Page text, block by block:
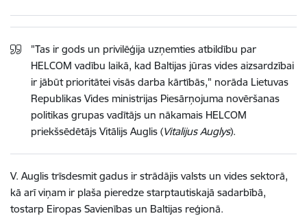
"Tas ir gods un privilēģija uzņemties atbildību par
HELCOM vadību laikā, kad Baltijas jūras vides aizsardzībai
ir jābūt prioritātei visās darba kārtībās," norāda Lietuvas
Republikas Vides ministrijas Piesārņojuma novēršanas
politikas grupas vadītājs un nākamais HELCOM
priekšsēdētājs Vitālijs Auglis (Vitalijus Auglys).
V. Auglis trīsdesmit gadus ir strādājis valsts un vides sektorā,
kā arī viņam ir plaša pieredze starptautiskajā sadarbībā,
tostarp Eiropas Savienības un Baltijas reģionā.